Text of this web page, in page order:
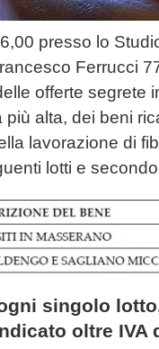
presso lo
Ferrucci
offerte segrete
più alta, dei beni
lavorazione di
lotti e
singolo
oltre IVA